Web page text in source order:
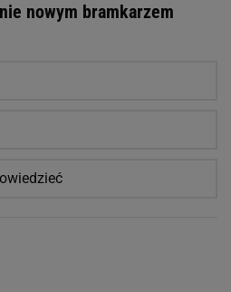
nowym bramkarzem